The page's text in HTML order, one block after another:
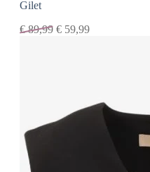
Gilet
€89,99 € 59,99